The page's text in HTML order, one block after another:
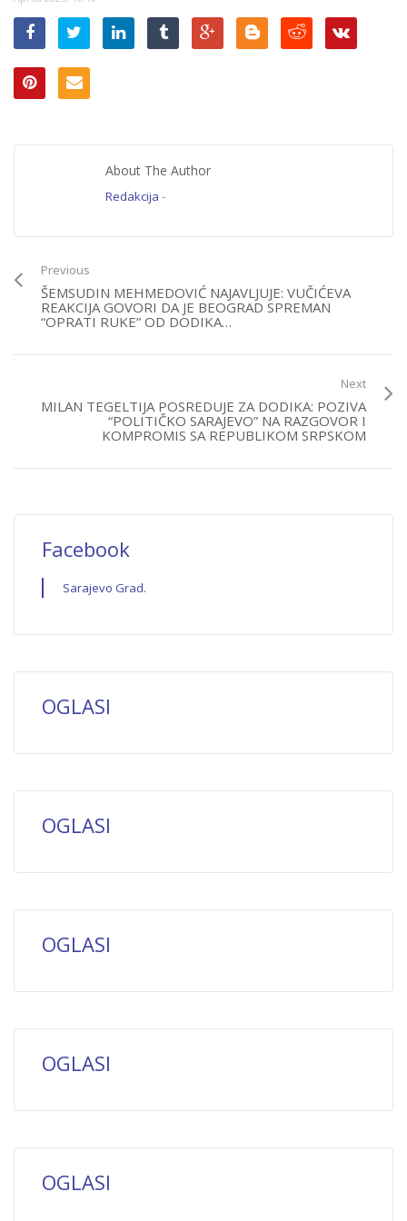
About The Author
Redakcija -
Previous
ŠEMSUDIN MEHMEDOVIĆ NAJAVLJUJE: VUČIĆEVA
REAKCIJA GOVORI DA JE BEOGRAD SPREMAN
“OPRATI RUKE” OD DODIKA…
Next
MILAN TEGELTIJA POSREDUJE ZA DODIKA: POZIVA
“POLITIČKO SARAJEVO” NA RAZGOVOR I
KOMPROMIS SA REPUBLIKOM SRPSKOM
Facebook
Sarajevo Grad.
OGLASI
OGLASI
OGLASI
OGLASI
OGLASI